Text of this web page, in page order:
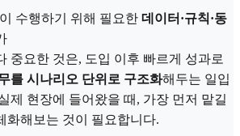
수행하기 위해 필요한 데이터·규칙·동
중요한 것은, 도입 이후 빠르게 성과로
를 시나리오 단위로 구조화해두는 일입
제 현장에 들어왔을 때, 가장 먼저 맡길
화해보는 것이 필요합니다.